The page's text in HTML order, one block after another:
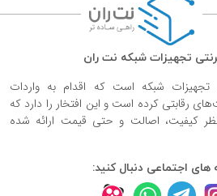
تجهیزات شبکه نت ران
تجهیزات شبکه است که اقدام به واردات
رقابتی کرده است و این افتخار را دارد که
کیفیت، اصالت و حتی قیمت ارائه شده
های اجتماعی دنبال کنید: